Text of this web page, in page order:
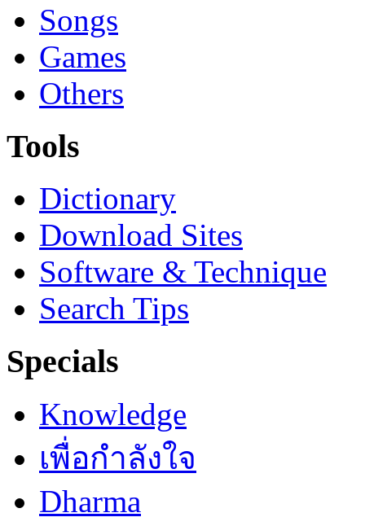
Songs
Games
Others
Tools
Dictionary
Download Sites
Software & Technique
Search Tips
Specials
Knowledge
เพื่อกำลังใจ
Dharma